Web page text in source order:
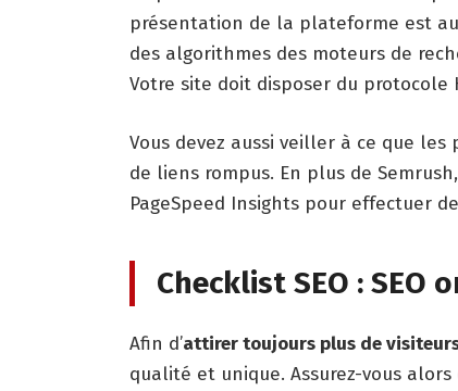
présentation de la plateforme est
des algorithmes des moteurs de
Votre site doit disposer du protocole
Vous devez aussi veiller à ce que
de liens rompus. En plus de
PageSpeed Insights pour effectuer
Checklist SEO : SEO
Afin d’attirer toujours plus de
qualité et unique. Assurez-vous